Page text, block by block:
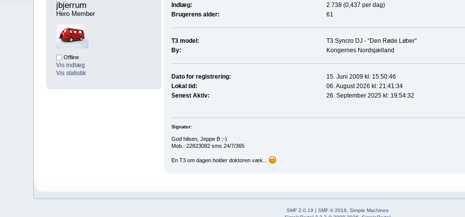
jbjerrum
Hero Member
Offline
Vis indlæg
Vis statistik
Indlæg:
2.738 (0,437 per dag)
Brugerens alder:
61
T3 model:
T3 Syncro DJ - “Den Røde Løber”
By:
Kongernes Nordsjælland
Dato for registrering:
15. Juni 2009 kl: 15:50:46
Lokal tid:
06. August 2026 kl: 21:41:34
Senest Aktiv:
26. September 2025 kl: 19:54:32
Signatur:
God hilsen, Jeppe B ;-)
Mob.: 22823082 sms 24/7/365
En T3 om dagen holder doktoren væk...
SMF 2.0.19 | SMF © 2016
Simple Machines